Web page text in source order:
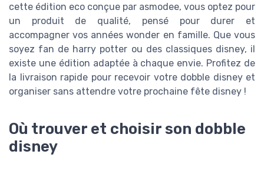
cette édition eco conçue par asmodee, vous optez pour
un produit de qualité, pensé pour durer et
accompagner vos années wonder en famille. Que vous
soyez fan de harry potter ou des classiques disney, il
existe une édition adaptée à chaque envie. Profitez de
la livraison rapide pour recevoir votre dobble disney et
organiser sans attendre votre prochaine fête disney !
Où trouver et choisir son dobble
disney